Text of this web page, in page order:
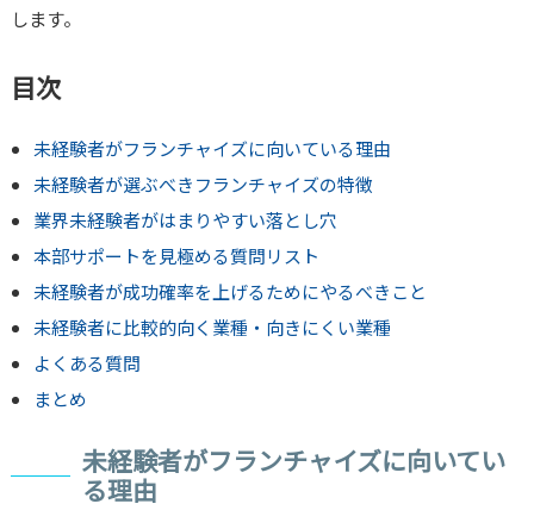
します。
目次
未経験者がフランチャイズに向いている理由
未経験者が選ぶべきフランチャイズの特徴
業界未経験者がはまりやすい落とし穴
本部サポートを見極める質問リスト
未経験者が成功確率を上げるためにやるべきこと
未経験者に比較的向く業種・向きにくい業種
よくある質問
まとめ
未経験者がフランチャイズに向いてい
る理由